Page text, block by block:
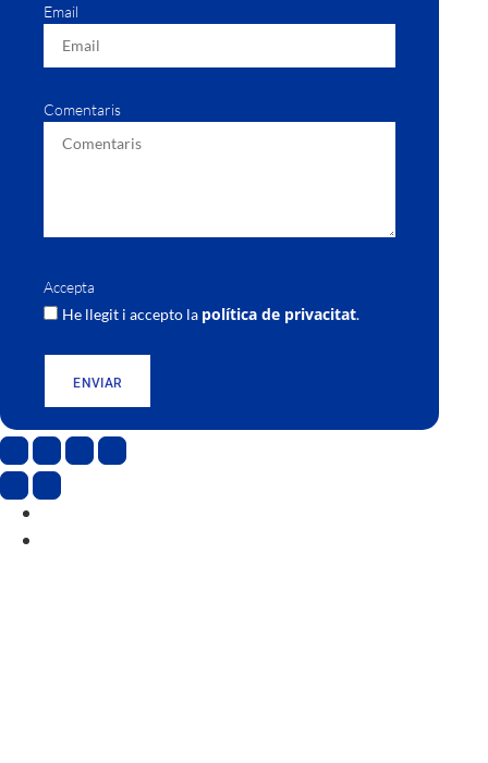
Email
Comentaris
Accepta
He llegit i accepto la política de privacitat.
ENVIAR